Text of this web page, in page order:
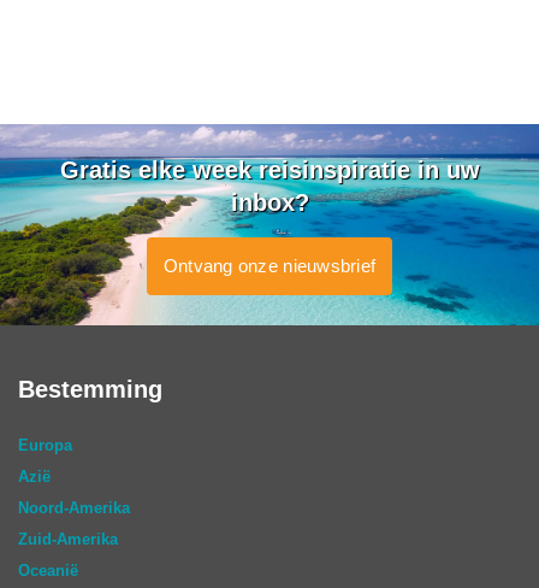
Gratis elke week reisinspiratie in uw
inbox?
Ontvang onze nieuwsbrief
Bestemming
Europa
Azië
Noord-Amerika
Zuid-Amerika
Oceanië